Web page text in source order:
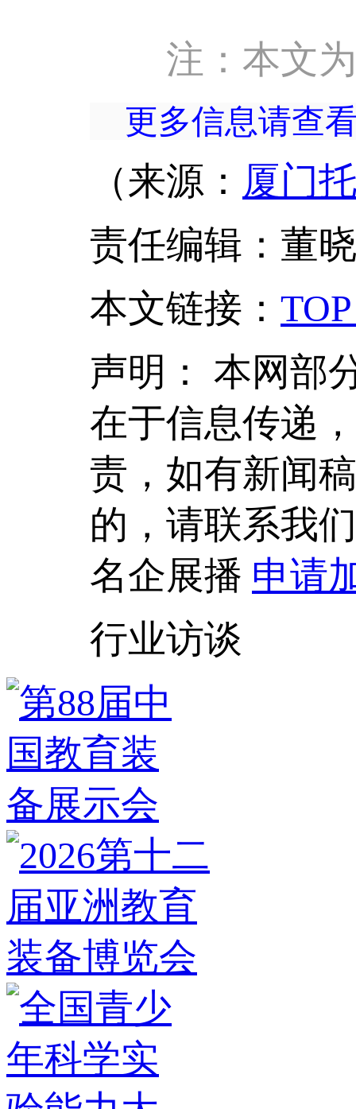
注：本文
更多信息请查
（来源： 厦门
责任编辑：董
本文链接 ：
声明： 本网部
在于信息传递
责，如有新闻
的，请联系我
名企展播 申请
行业访谈